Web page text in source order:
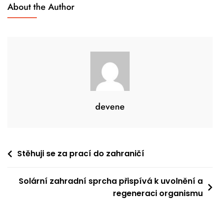
About the Author
devene
Navigace
příspěvek
Stěhuji se za prací do zahraničí
Solární zahradní sprcha přispívá k uvolnění a
regeneraci organismu